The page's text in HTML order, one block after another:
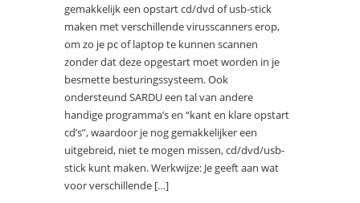
gemakkelijk een opstart cd/dvd of usb-stick
maken met verschillende virusscanners erop,
om zo je pc of laptop te kunnen scannen
zonder dat deze opgestart moet worden in je
besmette besturingssysteem. Ook
ondersteund SARDU een tal van andere
handige programma’s en “kant en klare opstart
cd’s”, waardoor je nog gemakkelijker een
uitgebreid, niet te mogen missen, cd/dvd/usb-
stick kunt maken. Werkwijze: Je geeft aan wat
voor verschillende […]